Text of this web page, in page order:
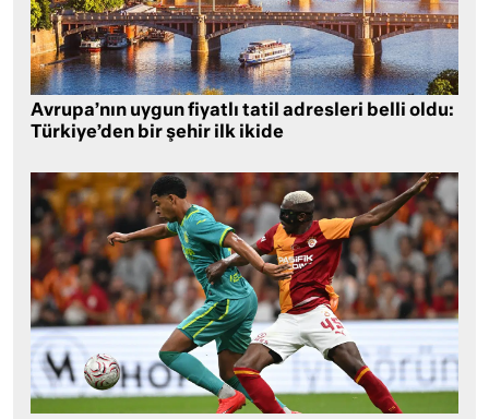
Avrupa’nın uygun fiyatlı tatil adresleri belli oldu:
Türkiye’den bir şehir ilk ikide